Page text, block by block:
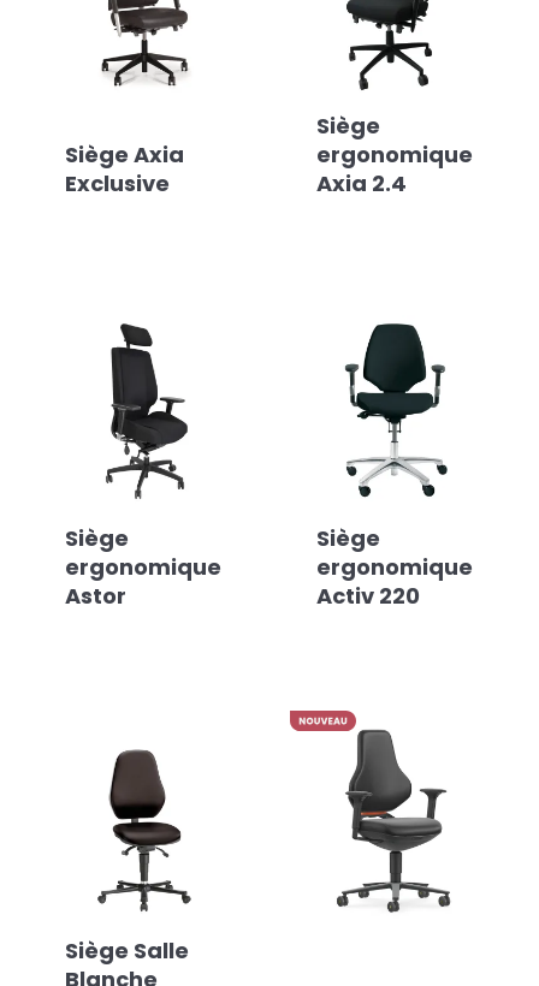
Siège Axia
Exclusive
Siège
ergonomique
Axia 2.4
Siège
ergonomique
Astor
Siège
ergonomique
Activ 220
Siège Salle
Blanche